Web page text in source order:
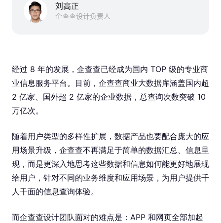
刘高正
企查查设计负责人
经过 8 年的发展，企查查已经成为国内 TOP 级的专业商
业信息服务平台。目前，企查查商业大数据库涵盖国内超
2 亿家、国外超 2 亿家的企业数据，总查询次数突破 10
万亿次。
随着用户类型的多样性扩展，数据产品也要配合庞大的应
用场景升级，企查查不再满足于简单的数据汇总、信息呈
现，而是更深入地思考这些数据和信息如何能更好地展现
给用户，针对不同的业务维度和应用场景，为用户提供千
人千面的信息查询体验。
而企查查设计团队面对的难点是：APP 和网页全部加起